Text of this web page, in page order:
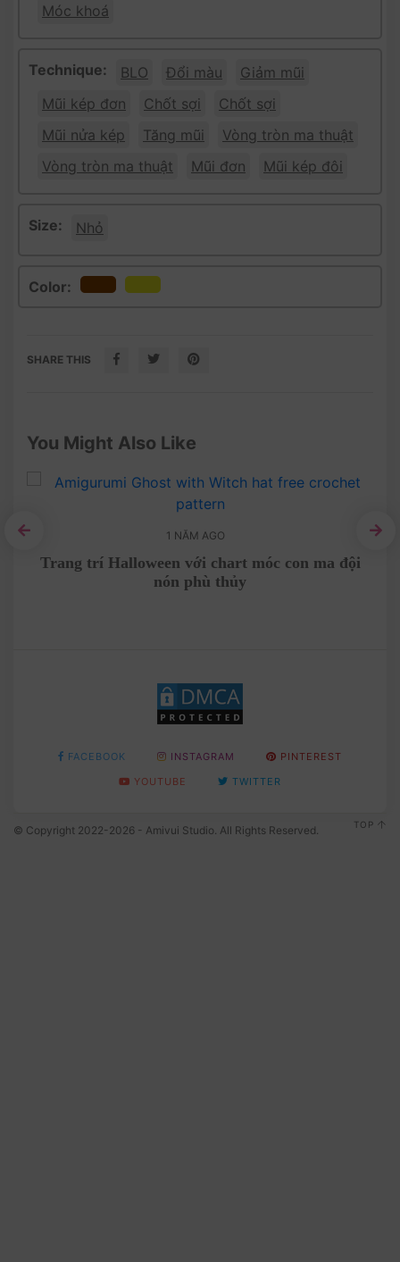
Móc khoá
Technique: BLO Đổi màu
Giảm mũi
Mũi kép đơn
Chốt sợi
Chốt sợi
Mũi nửa kép
Tăng mũi
Vòng tròn ma thuật
Vòng tròn ma thuật
Mũi đơn Mũi kép đôi
Size: Nhỏ
Color:
SHARE THIS
You Might Also Like
1 NĂM AGO
Trang trí Halloween với chart móc con ma đội
nón phù thủy
FACEBOOK INSTAGRAM
PINTEREST
YOUTUBE
TWITTER
© Copyright 2022-2026 - Amivui Studio. All Rights Reserved. TOP